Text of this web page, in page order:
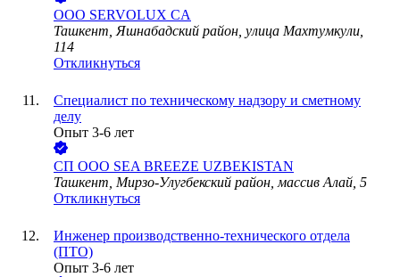
ООО SERVOLUX CA
Ташкент, Яшнабадский район, улица Махтумкули,
114
Откликнуться
Специалист по техническому надзору и сметному
делу
Опыт 3-6 лет
СП ООО SEA BREEZE UZBEKISTAN
Ташкент, Мирзо-Улугбекский район, массив Алай, 5
Откликнуться
Инженер производственно-технического отдела
(ПТО)
Опыт 3-6 лет